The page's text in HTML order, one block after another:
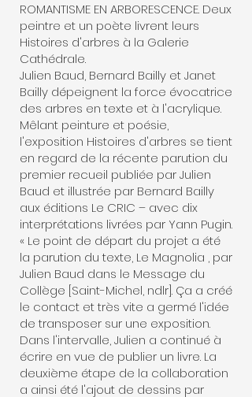
ROMANTISME EN ARBORESCENCE. Deux
peintre et un poète livrent leurs
Histoires d'arbres à la Galerie
Cathédrale.
Julien Baud, Bernard Bailly et Janet
Bailly dépeignent la force évocatrice
des arbres en texte et à l'acrylique.
Mêlant peinture et poésie,
l'exposition Histoires d'arbres se tient
en regard de la récente parution du
premier recueil publiée par Julien
Baud et illustrée par Bernard Bailly
aux éditions Le CRIC – avec dix
interprétations livrées par Yann Pugin.
« Le point de départ du projet a été
la parution du texte, Le Magnolia , par
Julien Baud dans le Message du
Collège [Saint-Michel, ndlr]. Ça a créé
le contact et très vite a germé l'idée
de transposer sur une exposition.
Dans l'intervalle, Julien a continué à
écrire en vue de publier un livre. La
deuxième étape de la collaboration
a ainsi été l'ajout de dessins par